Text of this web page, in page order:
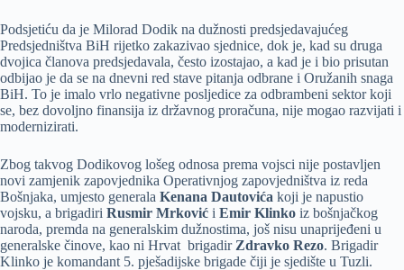
Podsjetiću da je Milorad Dodik na dužnosti predsjedavajućeg
Predsjedništva BiH rijetko zakazivao sjednice, dok je, kad su druga
dvojica članova predsjedavala, često izostajao, a kad je i bio prisutan
odbijao je da se na dnevni red stave pitanja odbrane i Oružanih snaga
BiH. To je imalo vrlo negativne posljedice za odbrambeni sektor koji
se, bez dovoljno finansija iz državnog proračuna, nije mogao razvijati i
modernizirati.
Zbog takvog Dodikovog lošeg odnosa prema vojsci nije postavljen
novi zamjenik zapovjednika Operativnjog zapovjedništva iz reda
Bošnjaka, umjesto generala Kenana Dautovića koji je napustio
vojsku, a brigadiri Rusmir Mrković i Emir Klinko iz bošnjačkog
naroda, premda na generalskim dužnostima, još nisu unaprijeđeni u
generalske činove, kao ni Hrvat brigadir Zdravko Rezo. Brigadir
Klinko je komandant 5. pješadijske brigade čiji je sjedište u Tuzli.